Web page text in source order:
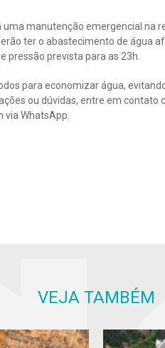
manutenção emergencial na
ter o abastecimento de água
pressão prevista para as 23h.
para economizar água,
ou dúvidas, entre em
WhatsApp.
VEJA TAMBÉM